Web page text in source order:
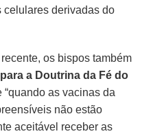
celulares derivadas do
os bispos também
a Doutrina da Fé do
“quando as vacinas da
não estão
aceitável receber as